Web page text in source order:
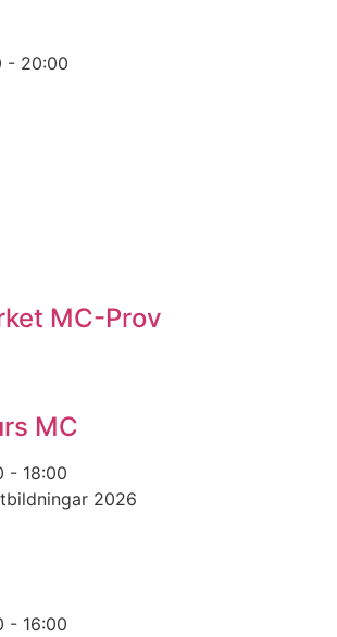
- 20:00
MC-Prov
MC
- 18:00
2026
- 16:00